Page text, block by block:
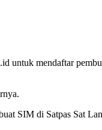
untuk mendaftar
SIM di Satpas Sat